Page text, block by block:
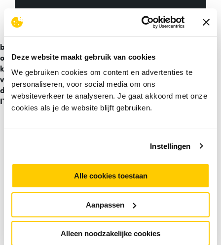
Deze website maakt gebruik van cookies
We gebruiken cookies om content en advertenties te
personaliseren, voor social media om ons
websiteverkeer te analyseren. Je gaat akkoord met onze
cookies als je de website blijft gebruiken.
Instellingen
Alle cookies toestaan
Aanpassen
Alleen noodzakelijke cookies
/ We
bundelen
onze
krachten
voor
duurzame
IT
IT Retour Programma – Gun je
hardware een volgend leven
Het IT Retour Programma helpt jouw
organisatie bij het verantwoord
afvoeren van verouderde IT-
waarbij jouw data beschermd blijft en
oude apparatuur een tweede leven
krijgt of op een milieuvriendelijke manier
wordt verwerkt.